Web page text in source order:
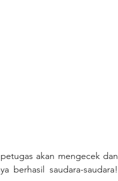
akan mengecek dan
berhasil saudara-saudara!